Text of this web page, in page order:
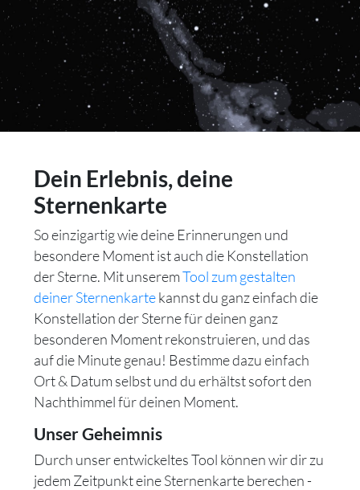
Dein Erlebnis, deine
Sternenkarte
So einzigartig wie deine Erinnerungen und
besondere Moment ist auch die Konstellation
der Sterne. Mit unseremTool zum gestalten
deiner Sternenkartekannst du ganz einfach die
Konstellation der Sterne für deinen ganz
besonderen Moment rekonstruieren, und das
auf die Minute genau! Bestimme dazu einfach
Ort & Datum selbst und du erhältst sofort den
Nachthimmel für deinen Moment.
Unser Geheimnis
Durch unser entwickeltes Tool können wir dir zu
jedem Zeitpunkt eine Sternenkarte berechen -